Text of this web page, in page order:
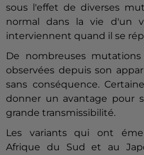
sous l'effet de diverses
normal dans la vie d'un
interviennent quand il se
De nombreuses
observées depuis son
sans conséquence.
donner un avantage pour
grande transmissibilité.
Les variants qui ont
Afrique du Sud et au